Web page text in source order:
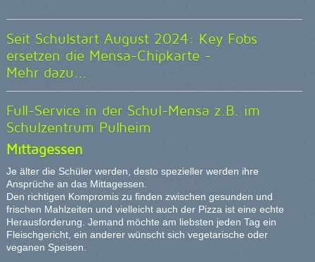
Seit Schulstart August 2024: Key Fobs
ersetzen die Mensa-Chipkarte -
Mehr dazu...
Full-Service in der Schul-Mensa z.B. im
Schulzentrum Pulheim
Mittagessen
Je älter die Schüler werden, desto spezieller werden ihre
Ansprüche an das Mittagessen.
Den richtigen Kompromis zu finden zwischen gesunden und
frischen Mahlzeiten und vielleicht auch der Pizza ist eine echte
Herausforderung. Jemand möchte am liebsten jeden Tag ein
Fleischgericht, ein anderer wünscht sich vegetarische oder
veganen Speisen.